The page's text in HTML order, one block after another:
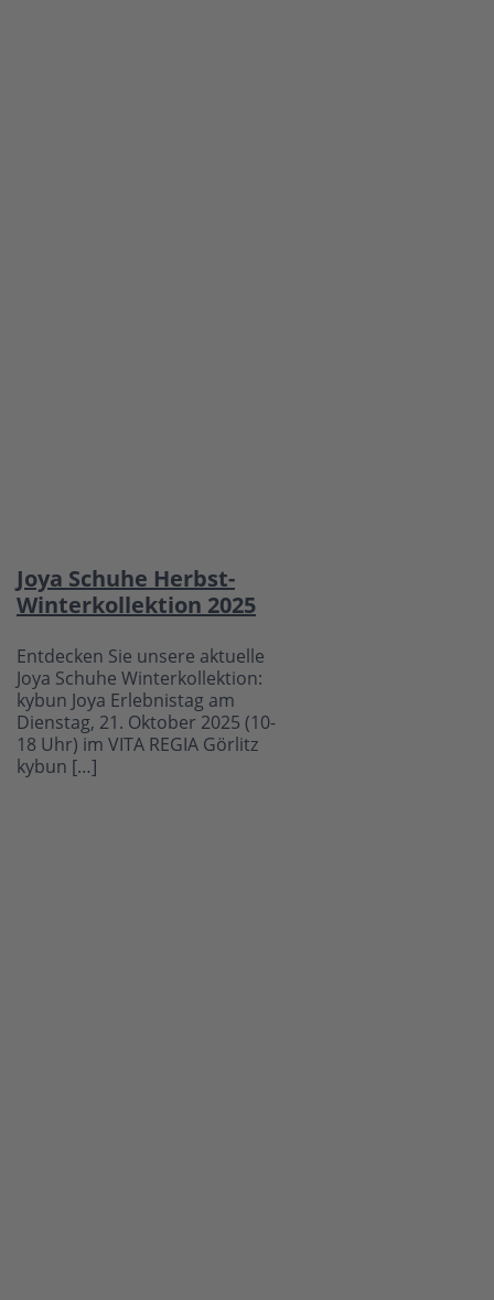
Joya Schuhe Herbst-
Winterkollektion 2025
Entdecken Sie unsere aktuelle
Joya Schuhe Winterkollektion:
kybun Joya Erlebnistag am
Dienstag, 21. Oktober 2025 (10-
18 Uhr) im VITA REGIA Görlitz
kybun […]